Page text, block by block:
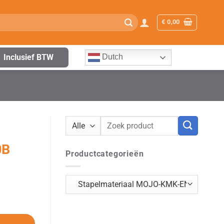
€ 0,00
Inclusief BTW Dutch
Zoeken
Productcategorieën